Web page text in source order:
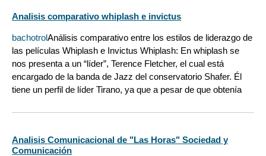
Analisis comparativo whiplash e invictus
bachotrolAnálisis comparativo entre los estilos de liderazgo de
las películas Whiplash e Invictus Whiplash: En whiplash se
nos presenta a un “líder”, Terence Fletcher, el cual está
encargado de la banda de Jazz del conservatorio Shafer. Él
tiene un perfil de líder Tirano, ya que a pesar de que obtenía
Analisis Comunicacional de "Las Horas" Sociedad y
Comunicación